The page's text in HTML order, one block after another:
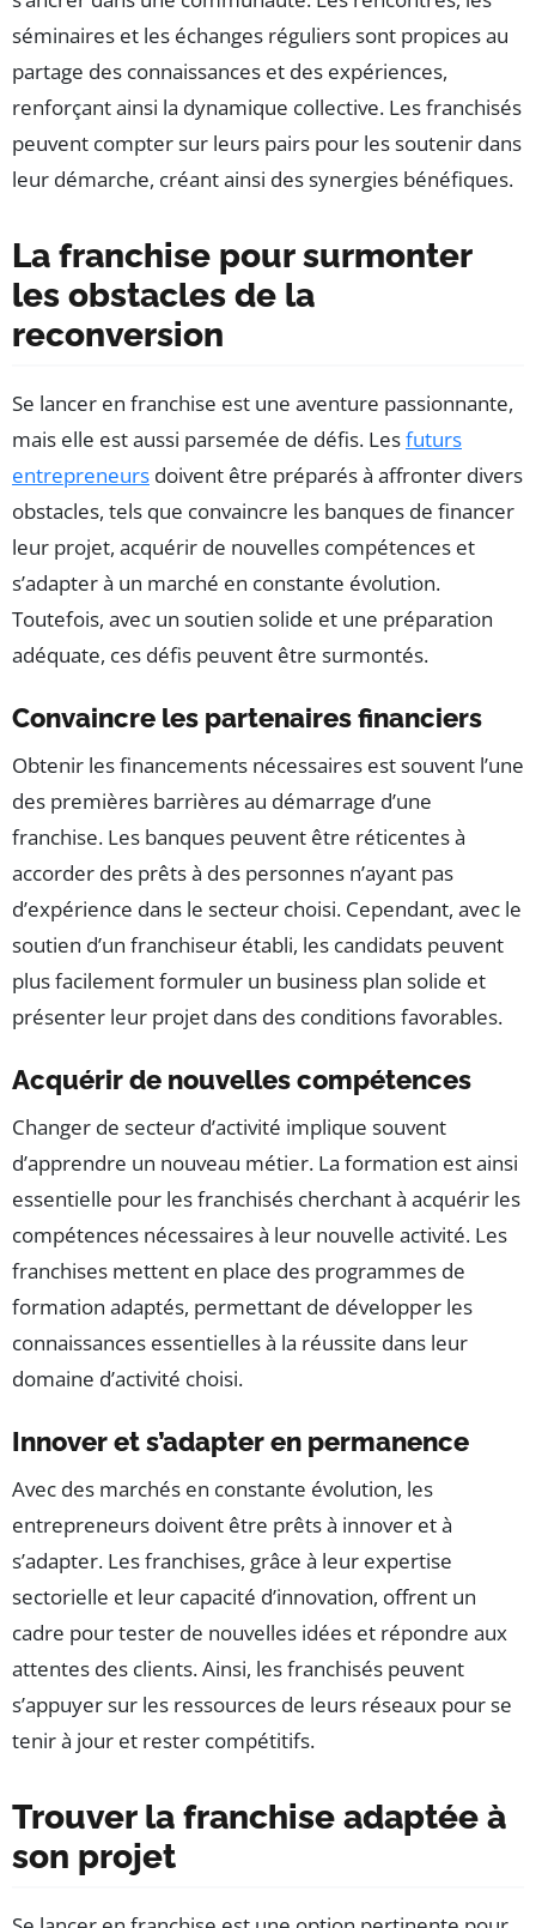
séminaires et les échanges réguliers sont propices au
partage des connaissances et des expériences,
renforçant ainsi la dynamique collective. Les franchisés
peuvent compter sur leurs pairs pour les soutenir dans
leur démarche, créant ainsi des synergies bénéfiques.
La franchise pour surmonter
les obstacles de la
reconversion
Se lancer en franchise est une aventure passionnante,
mais elle est aussi parsemée de défis. Lesfuturs
entrepreneurs doivent être préparés à affronter divers
obstacles, tels que convaincre les banques de financer
leur projet, acquérir de nouvelles compétences et
s’adapter à un marché en constante évolution.
Toutefois, avec un soutien solide et une préparation
adéquate, ces défis peuvent être surmontés.
Convaincre les partenaires financiers
Obtenir les financements nécessaires est souvent l’une
des premières barrières au démarrage d’une
franchise. Les banques peuvent être réticentes à
accorder des prêts à des personnes n’ayant pas
d’expérience dans le secteur choisi. Cependant, avec le
soutien d’un franchiseur établi, les candidats peuvent
plus facilement formuler un business plan solide et
présenter leur projet dans des conditions favorables.
Acquérir de nouvelles compétences
Changer de secteur d’activité implique souvent
d’apprendre un nouveau métier. La formation est ainsi
essentielle pour les franchisés cherchant à acquérir les
compétences nécessaires à leur nouvelle activité. Les
franchises mettent en place des programmes de
formation adaptés, permettant de développer les
connaissances essentielles à la réussite dans leur
domaine d’activité choisi.
Innover et s’adapter en permanence
Avec des marchés en constante évolution, les
entrepreneurs doivent être prêts à innover et à
s’adapter. Les franchises, grâce à leur expertise
sectorielle et leur capacité d’innovation, offrent un
cadre pour tester de nouvelles idées et répondre aux
attentes des clients. Ainsi, les franchisés peuvent
s’appuyer sur les ressources de leurs réseaux pour se
tenir à jour et rester compétitifs.
Trouver la franchise adaptée à
son projet